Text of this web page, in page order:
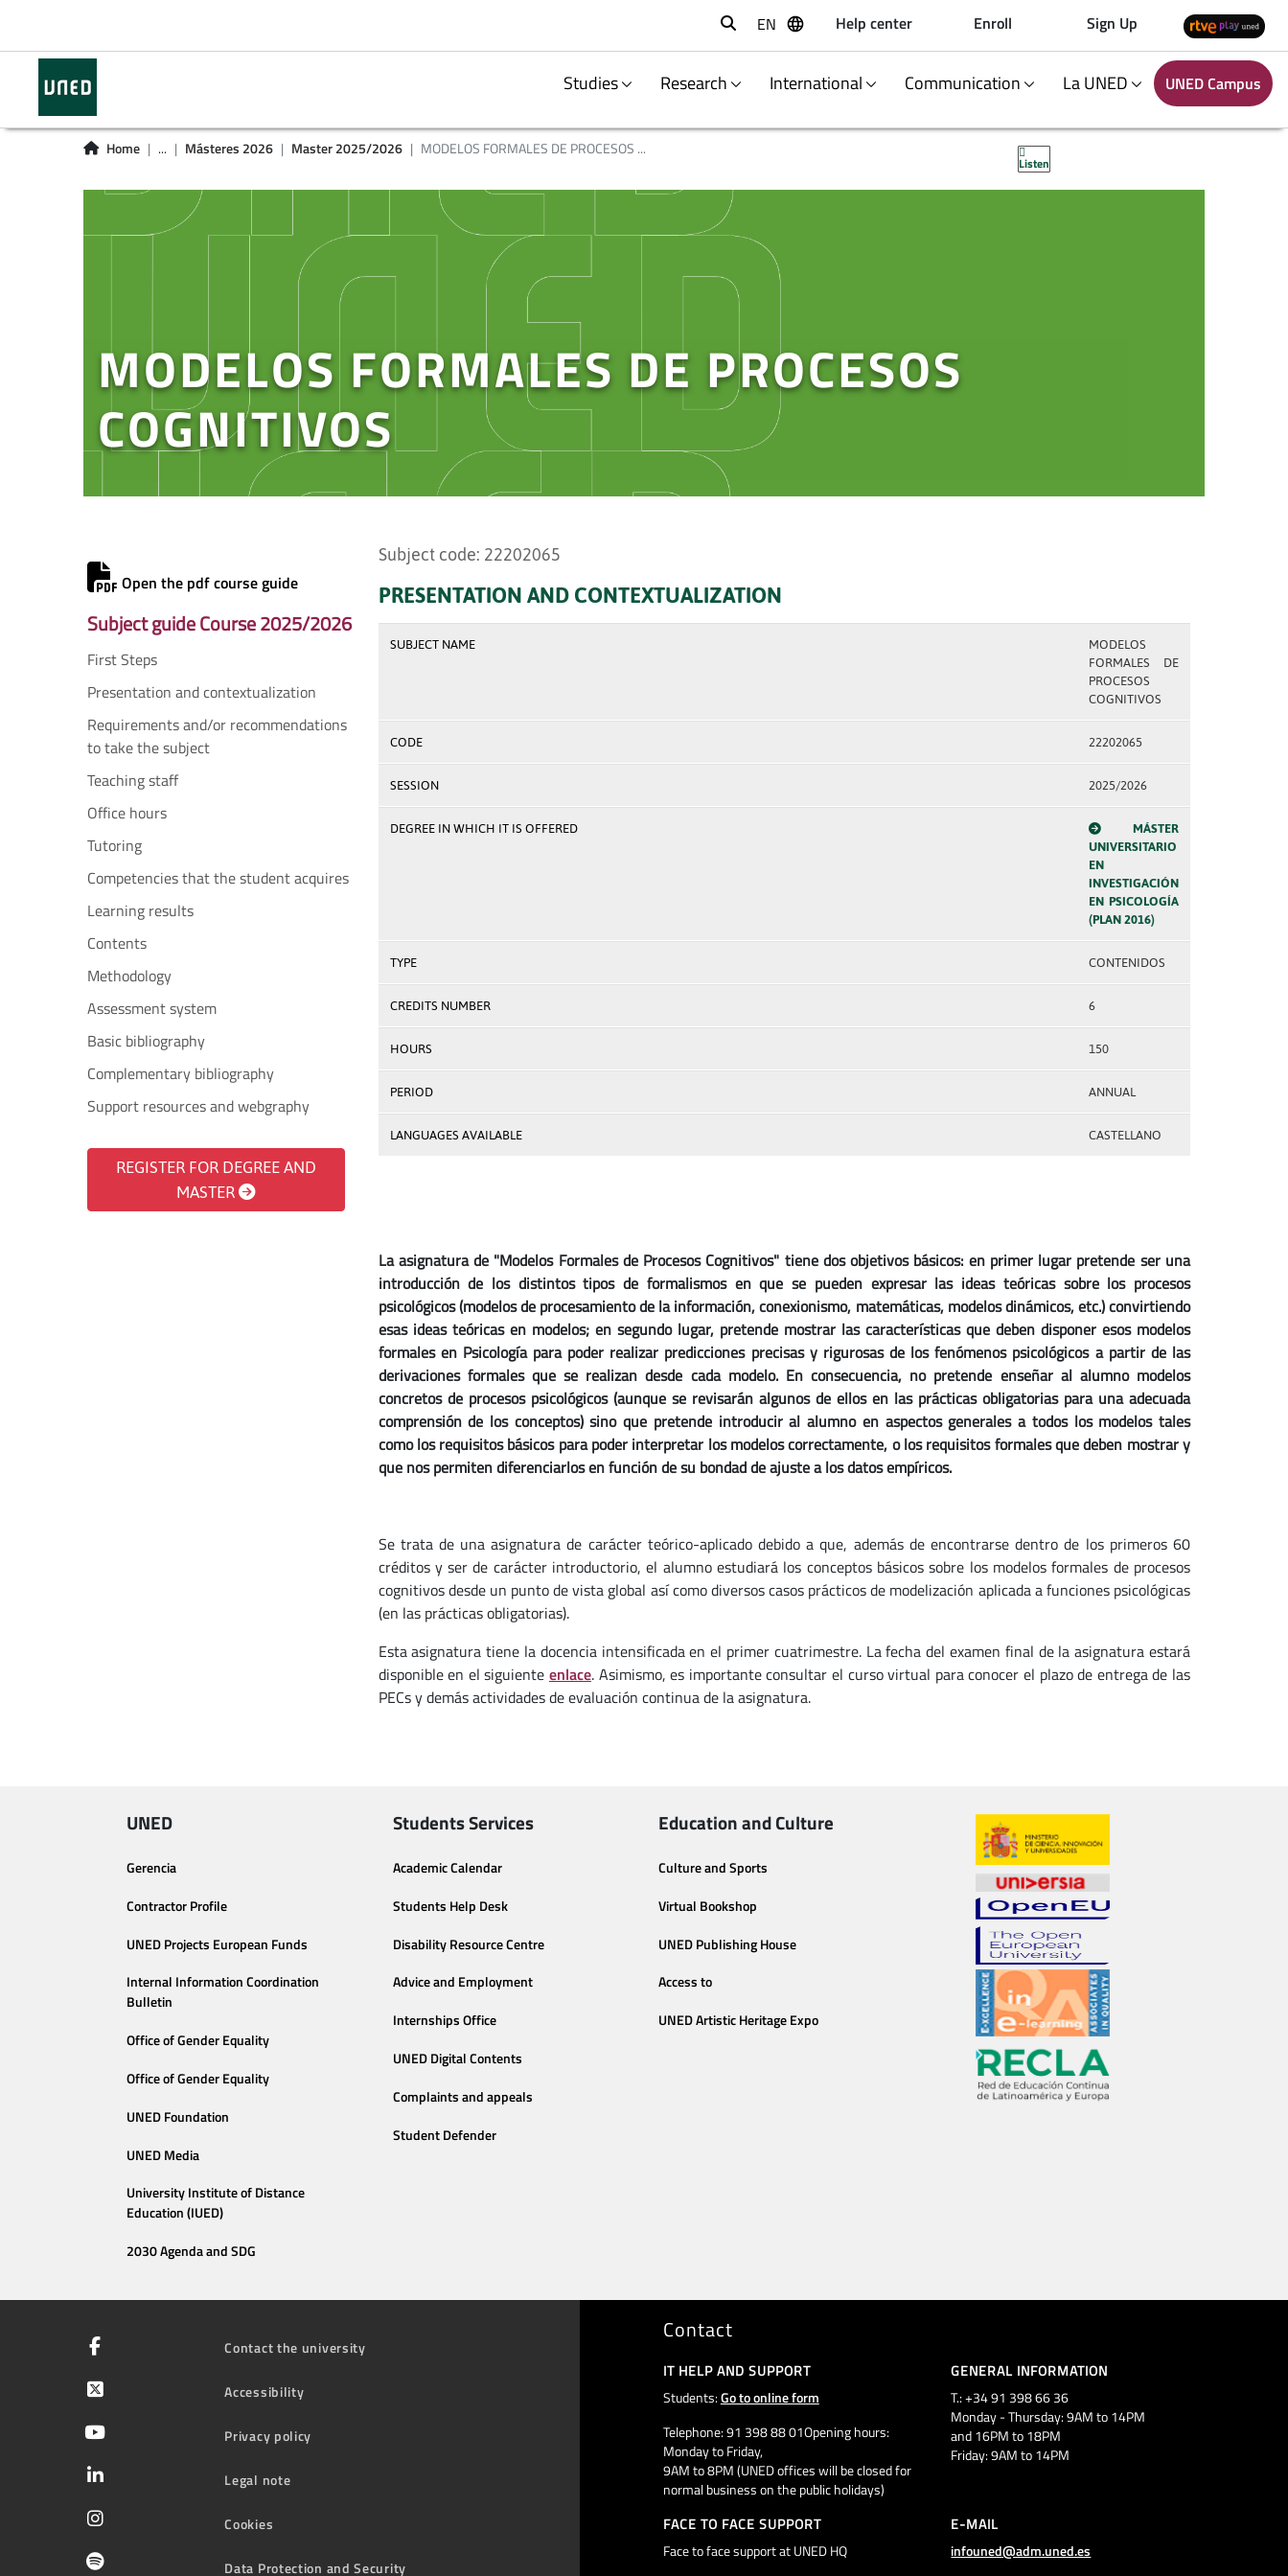
Buscar
EN Help center Enroll Sign Up
Studies Research International Communication La UNED UNED Campus
Home ... Másteres 2026 Master 2025/2026 MODELOS FORMALES DE PROCESOS ...
Listen
MODELOS FORMALES DE PROCESOS
COGNITIVOS
Open the pdf course guide
Subject guide Course 2025/2026
First Steps
Presentation and contextualization
Requirements and/or recommendations
to take the subject
Teaching staff
Office hours
Tutoring
Competencies that the student acquires
Learning results
Contents
Methodology
Assessment system
Basic bibliography
Complementary bibliography
Support resources and webgraphy
REGISTER FOR DEGREE AND
MASTER
Subject code: 22202065
PRESENTATION AND CONTEXTUALIZATION
SUBJECT NAME
MODELOS
FORMALES DE
PROCESOS
COGNITIVOS
CODE 22202065
SESSION 2025/2026
DEGREE IN WHICH IT IS OFFERED
MÁSTER
UNIVERSITARIO
EN
INVESTIGACIÓN
EN PSICOLOGÍA
(PLAN 2016)
TYPE CONTENIDOS
CREDITS NUMBER 6
HOURS 150
PERIOD ANNUAL
LANGUAGES AVAILABLE CASTELLANO
La asignatura de "Modelos Formales de Procesos Cognitivos" tiene dos objetivos básicos: en primer lugar pretende ser una
introducción de los distintos tipos de formalismos en que se pueden expresar las ideas teóricas sobre los procesos
psicológicos (modelos de procesamiento de la información, conexionismo, matemáticas, modelos dinámicos, etc.) convirtiendo
esas ideas teóricas en modelos; en segundo lugar, pretende mostrar las características que deben disponer esos modelos
formales en Psicología para poder realizar predicciones precisas y rigurosas de los fenómenos psicológicos a partir de las
derivaciones formales que se realizan desde cada modelo. En consecuencia, no pretende enseñar al alumno modelos
concretos de procesos psicológicos (aunque se revisarán algunos de ellos en las prácticas obligatorias para una adecuada
comprensión de los conceptos) sino que pretende introducir al alumno en aspectos generales a todos los modelos tales
como los requisitos básicos para poder interpretar los modelos correctamente, o los requisitos formales que deben mostrar y
que nos permiten diferenciarlos en función de su bondad de ajuste a los datos empíricos.
Se trata de una asignatura de carácter teórico-aplicado debido a que, además de encontrarse dentro de los primeros 60
créditos y ser de carácter introductorio, el alumno estudiará los conceptos básicos sobre los modelos formales de procesos
cognitivos desde un punto de vista global así como diversos casos prácticos de modelización aplicada a funciones psicológicas
(en las prácticas obligatorias).
Esta asignatura tiene la docencia intensificada en el primer cuatrimestre. La fecha del examen final de la asignatura estará
disponible en el siguiente enlace. Asimismo, es importante consultar el curso virtual para conocer el plazo de entrega de las
PECs y demás actividades de evaluación continua de la asignatura.
UNED
Gerencia
Contractor Profile
UNED Projects European Funds
Internal Information Coordination
Bulletin
Office of Gender Equality
Office of Gender Equality
UNED Foundation
UNED Media
University Institute of Distance
Education (IUED)
2030 Agenda and SDG
Students Services
Academic Calendar
Students Help Desk
Disability Resource Centre
Advice and Employment
Internships Office
UNED Digital Contents
Complaints and appeals
Student Defender
Education and Culture
Culture and Sports
Virtual Bookshop
UNED Publishing House
Access to
UNED Artistic Heritage Expo
Contact the university
Accessibility
Privacy policy
Legal note
Cookies
Data Protection and Security
Contact
IT HELP AND SUPPORT
Students:Go to online form
Telephone: 91 398 88 01Opening hours:
Monday to Friday,
9AM to 8PM (UNED offices will be closed for
normal business on the public holidays)
GENERAL INFORMATION
T.: +34 91 398 66 36
Monday - Thursday: 9AM to 14PM
and 16PM to 18PM
Friday: 9AM to 14PM
FACE TO FACE SUPPORT
Face to face support at UNED HQ
E-MAIL
infouned@adm.uned.es